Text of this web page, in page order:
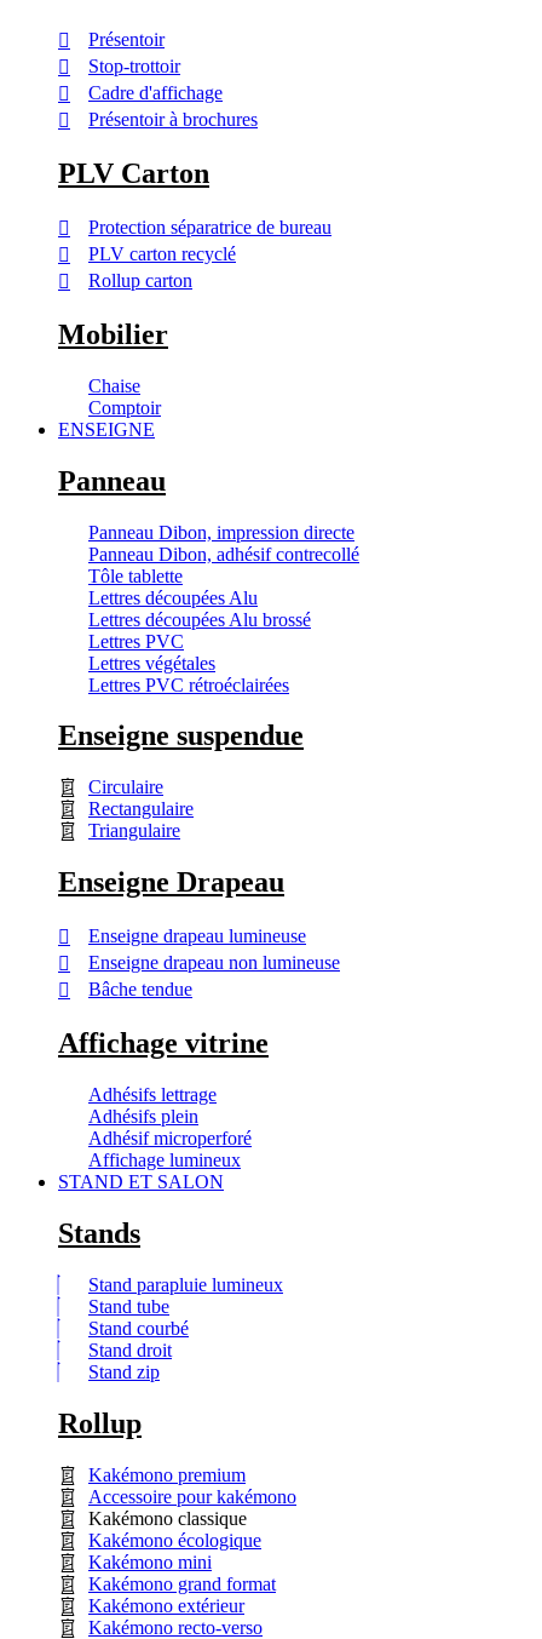
Présentoir
Stop-trottoir
Cadre d'affichage
Présentoir à brochures
PLV Carton
Protection séparatrice de bureau
PLV carton recyclé
Rollup carton
Mobilier
Chaise
Comptoir
ENSEIGNE
Panneau
Panneau Dibon, impression directe
Panneau Dibon, adhésif contrecollé
Tôle tablette
Lettres découpées Alu
Lettres découpées Alu brossé
Lettres PVC
Lettres végétales
Lettres PVC rétroéclairées
Enseigne suspendue
Circulaire
Rectangulaire
Triangulaire
Enseigne Drapeau
Enseigne drapeau lumineuse
Enseigne drapeau non lumineuse
Bâche tendue
Affichage vitrine
Adhésifs lettrage
Adhésifs plein
Adhésif microperforé
Affichage lumineux
STAND ET SALON
Stands
Stand parapluie lumineux
Stand tube
Stand courbé
Stand droit
Stand zip
Rollup
Kakémono premium
Accessoire pour kakémono
Kakémono classique
Kakémono écologique
Kakémono mini
Kakémono grand format
Kakémono extérieur
Kakémono recto-verso